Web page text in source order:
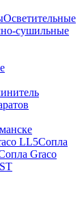
Осветительные
сушильные
LL5Сопла
Graco